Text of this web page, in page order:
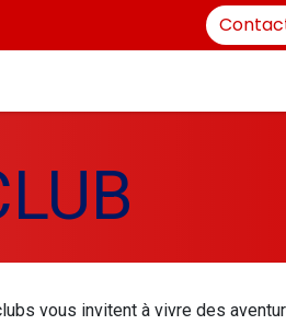
vous invitent à vivre des